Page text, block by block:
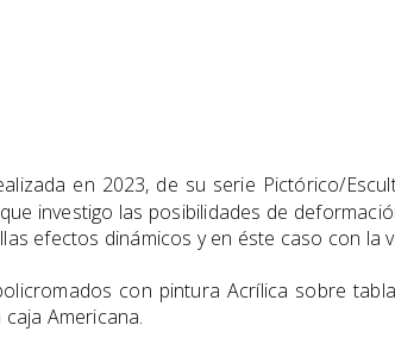
en 2023, de su serie Pictórico/
investigo las posibilidades de
efectos dinámicos y en éste caso con la
con pintura Acrílica sobre
Americana.